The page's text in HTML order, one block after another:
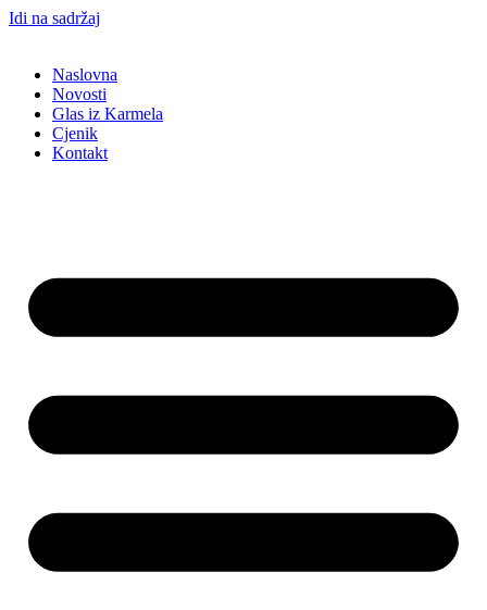
Idi na sadržaj
Naslovna
Novosti
Glas iz Karmela
Cjenik
Kontakt